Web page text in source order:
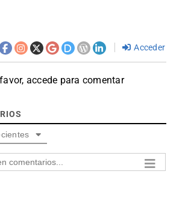
Acceder
accede para comentar